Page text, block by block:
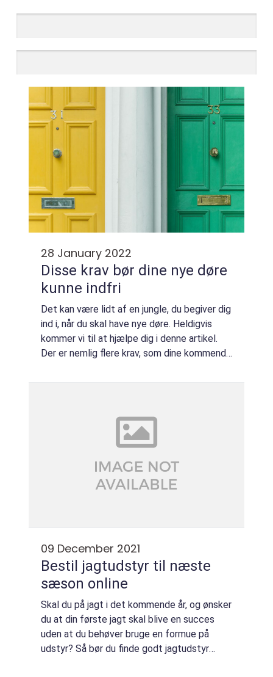
28 January 2022
Disse krav bør dine nye døre
kunne indfri
Det kan være lidt af en jungle, du begiver dig
ind i, når du skal have nye døre. Heldigvis
kommer vi til at hjælpe dig i denne artikel.
Der er nemlig flere krav, som dine kommende
09 December 2021
Bestil jagtudstyr til næste
sæson online
Skal du på jagt i det kommende år, og ønsker
du at din første jagt skal blive en succes
uden at du behøver bruge en formue på
udstyr? Så bør du finde godt jagtudstyr